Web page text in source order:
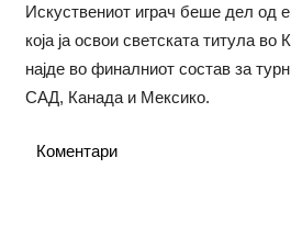
Искуствениот играч беше дел од
која ја освои светската титула во
најде во финалниот состав за
САД, Канада и Мексико.
Коментари